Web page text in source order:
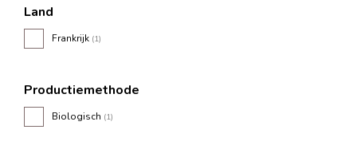
Land
Frankrijk (1)
Productiemethode
Biologisch (1)